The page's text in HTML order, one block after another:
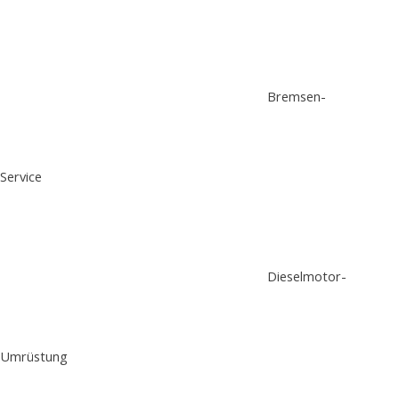
Bremsen-
Service
Dieselmotor-
Umrüstung